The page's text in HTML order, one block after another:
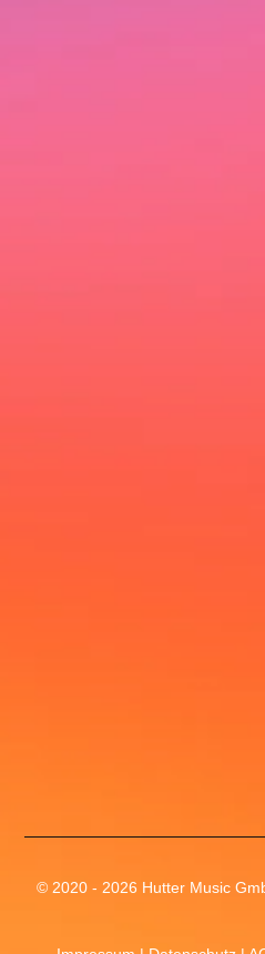
© 2020 - 2026 Hutter Music